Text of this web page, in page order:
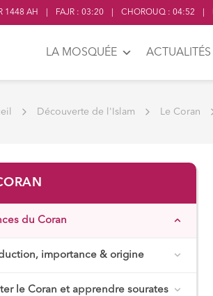
1448 AH FAJR : 03:20 CHOROUQ : 04:52
LA MOSQUÉE ACTUALITÉS
Découverte de l'Islam Le Coran
du Coran
importance & origine
le Coran et apprendre sourates